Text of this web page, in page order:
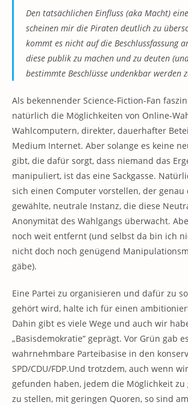
Den tatsächlichen Einfluss (aka Macht)
scheinen mir die Piraten deutlich zu
kommt es nicht auf die Beschlussfassung
diese publik zu machen und zu deuten
bestimmte Beschlüsse undenkbar werden
Als bekennender Science-Fiction-Fan
natürlich die Möglichkeiten von Online-
Wahlcomputern, direkter, dauerhafter
Medium Internet. Aber solange es keine
gibt, die dafür sorgt, dass niemand das
manipuliert, ist das eine Sackgasse.
sich einen Computer vorstellen, der
gewählte, neutrale Instanz, die diese
Anonymität des Wahlgangs überwacht.
noch weit entfernt (und selbst da bin ich
nicht doch noch genügend
gäbe).
Eine Partei zu organisieren und dafür zu
gehört wird, halte ich für einen
Dahin gibt es viele Wege und auch wir
„Basisdemokratie“ geprägt. Vor Grün gab
wahrnehmbare Parteibasise in den
SPD/CDU/FDP.Und trotzdem, auch wenn wir
gefunden haben, jedem die Möglichkeit zu
zu stellen, mit geringen Quoren, so sind